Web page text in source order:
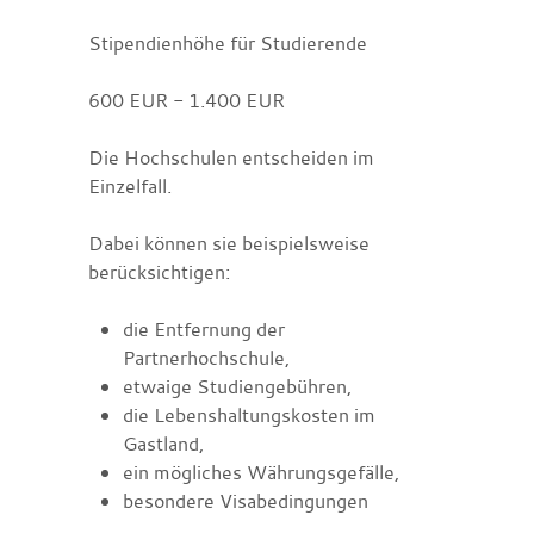
Stipendienhöhe für Studierende
600 EUR - 1.400 EUR
Die Hochschulen entscheiden im
Einzelfall.
Dabei können sie beispielsweise
berücksichtigen:
die Entfernung der
Partnerhochschule,
etwaige Studiengebühren,
die Lebenshaltungskosten im
Gastland,
ein mögliches Währungsgefälle,
besondere Visabedingungen